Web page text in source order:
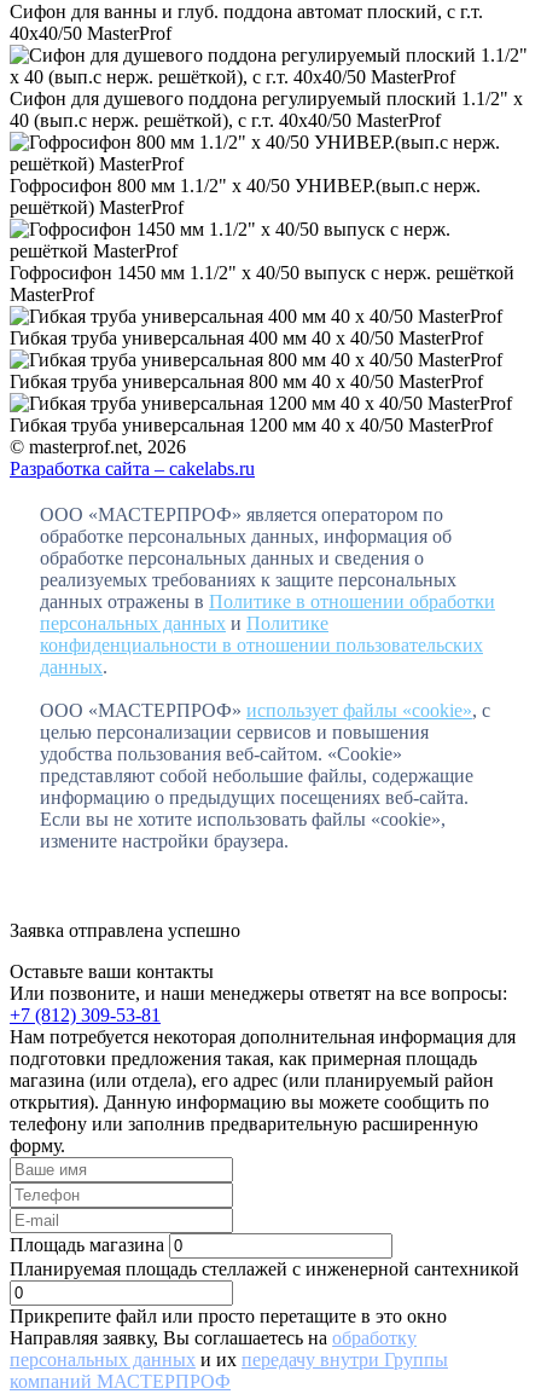
Сифон для ванны и глуб. поддона автомат плоский, с г.т.
40х40/50 MasterProf
Сифон для душевого поддона регулируемый плоский 1.1/2" х
40 (вып.с нерж. решёткой), с г.т. 40х40/50 MasterProf
Гофросифон 800 мм 1.1/2" х 40/50 УНИВЕР.(вып.с нерж.
решёткой) MasterProf
Гофросифон 1450 мм 1.1/2" х 40/50 выпуск с нерж. решёткой
MasterProf
Гибкая труба универсальная 400 мм 40 х 40/50 MasterProf
Гибкая труба универсальная 800 мм 40 х 40/50 MasterProf
Гибкая труба универсальная 1200 мм 40 х 40/50 MasterProf
© masterprof.net, 2026
Разработка сайта – cakelabs.ru
ООО «МАСТЕРПРОФ» является оператором по
обработке персональных данных, информация об
обработке персональных данных и сведения о
реализуемых требованиях к защите персональных
данных отражены в Политике в отношении обработки
персональных данных и Политике
конфиденциальности в отношении пользовательских
данных.
ООО «МАСТЕРПРОФ» использует файлы «cookie», с
целью персонализации сервисов и повышения
удобства пользования веб-сайтом. «Cookie»
представляют собой небольшие файлы, содержащие
информацию о предыдущих посещениях веб-сайта.
Если вы не хотите использовать файлы «cookie»,
измените настройки браузера.
Заявка отправлена успешно
Оставьте ваши контакты
Или позвоните, и наши менеджеры ответят на все вопросы:
+7 (812) 309-53-81
Нам потребуется некоторая дополнительная информация для
подготовки предложения такая, как примерная площадь
магазина (или отдела), его адрес (или планируемый район
открытия). Данную информацию вы можете сообщить по
телефону или заполнив предварительную расширенную
форму.
Площадь магазина
Планируемая площадь стеллажей с инженерной сантехникой
Прикрепите файл или просто перетащите в это окно
Направляя заявку, Вы соглашаетесь на обработку
персональных данных и их передачу внутри Группы
компаний МАСТЕРПРОФ